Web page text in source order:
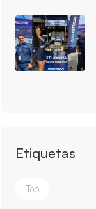
Etiquetas
Top